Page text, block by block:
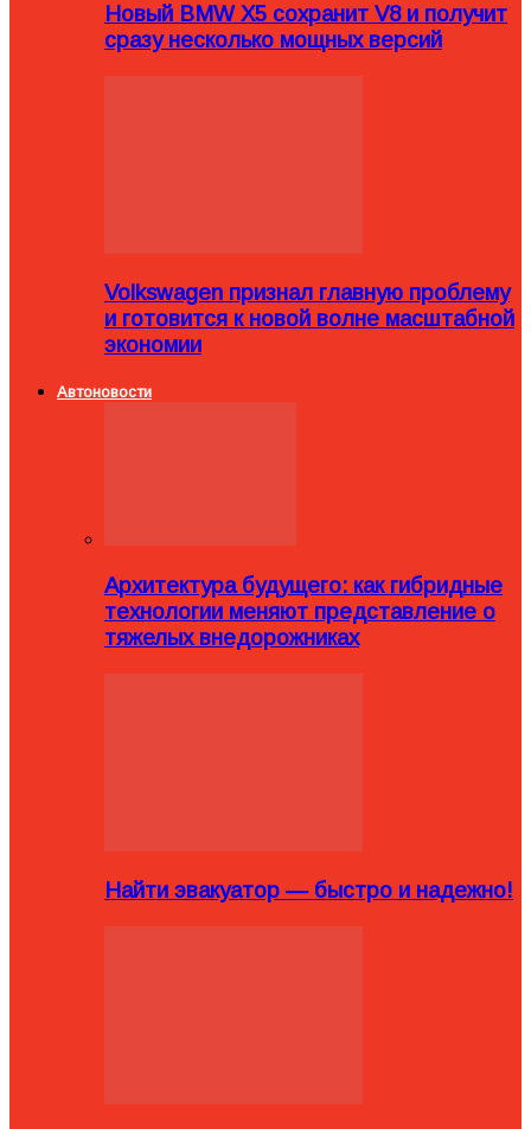
Новый BMW X5 сохранит V8 и получит
сразу несколько мощных версий
Volkswagen признал главную проблему
и готовится к новой волне масштабной
экономии
Автоновости
Архитектура будущего: как гибридные
технологии меняют представление о
тяжелых внедорожниках
Найти эвакуатор — быстро и надежно!